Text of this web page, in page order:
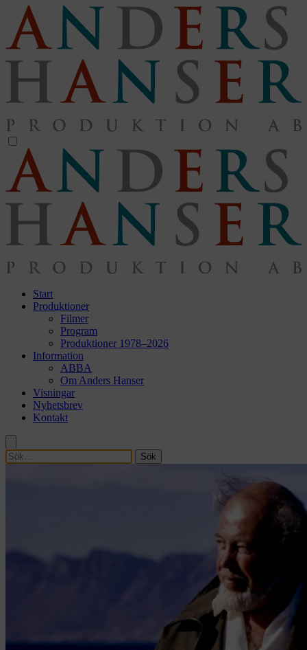
Start
Produktioner
Filmer
Program
Produktioner 1978–2026
Information
ABBA
Om Anders Hanser
Visningar
Nyhetsbrev
Kontakt
Sök